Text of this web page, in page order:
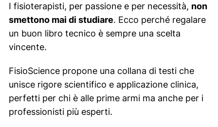
I fisioterapisti, per passione e per necessità, non
smettono mai di studiare. Ecco perché regalare
un buon libro tecnico è sempre una scelta
vincente.
FisioScience propone una collana di testi che
unisce rigore scientifico e applicazione clinica,
perfetti per chi è alle prime armi ma anche per i
professionisti più esperti.